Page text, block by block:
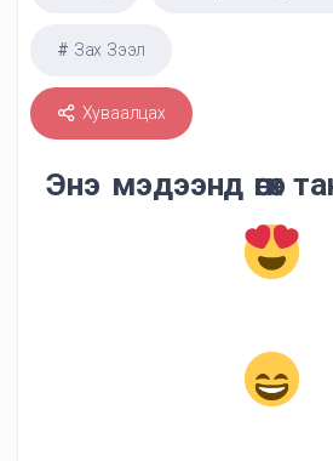
Зах Зээл
Хуваалцах
Энэ мэдээнд өгөх